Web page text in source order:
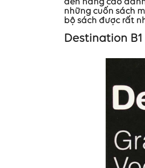
đến nâng cao dành
những cuốn sách
bộ sách được rất
Destination B1